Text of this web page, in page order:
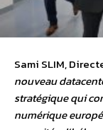
Sami SLIM,
nouveau
stratégique qui
numérique